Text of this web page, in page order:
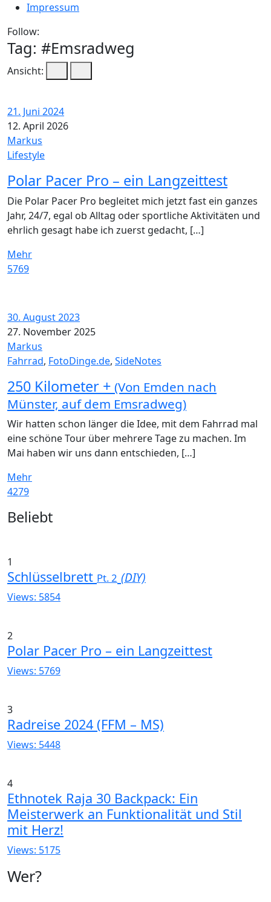
Impressum
Follow:
Tag: #Emsradweg
Ansicht:
21. Juni 2024
12. April 2026
Markus
Lifestyle
Polar Pacer Pro – ein Langzeittest
Die Polar Pacer Pro begleitet mich jetzt fast ein ganzes
Jahr, 24/7, egal ob Alltag oder sportliche Aktivitäten und
ehrlich gesagt habe ich zuerst gedacht, […]
Mehr
5769
30. August 2023
27. November 2025
Markus
Fahrrad, FotoDinge.de, SideNotes
250 Kilometer + (Von Emden nach
Münster, auf dem Emsradweg)
Wir hatten schon länger die Idee, mit dem Fahrrad mal
eine schöne Tour über mehrere Tage zu machen. Im
Mai haben wir uns dann entschieden, […]
Mehr
4279
Widgets
Beliebt
1
Schlüsselbrett Pt. 2 (DIY)
Views: 5854
2
Polar Pacer Pro – ein Langzeittest
Views: 5769
3
Radreise 2024 (FFM – MS)
Views: 5448
4
Ethnotek Raja 30 Backpack: Ein
Meisterwerk an Funktionalität und Stil
mit Herz!
Views: 5175
Wer?